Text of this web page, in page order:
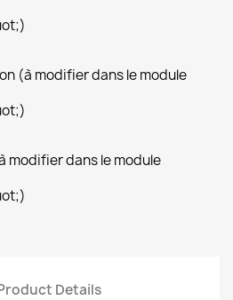
(à modifier dans le module
modifier dans le module
Details